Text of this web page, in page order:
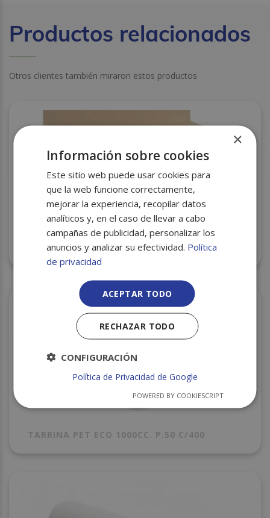
Productos relacionados
Otros clientes también miraron estos productos
PAPEL CONFITERO 36X50 C/20
TARRINA PET ECO 1000CC. P.50 C/400
×
Información sobre cookies
Este sitio web puede usar cookies para
que la web funcione correctamente,
mejorar la experiencia, recopilar datos
analíticos y, en el caso de llevar a cabo
campañas de publicidad, personalizar los
anuncios y analizar su efectividad. Política
de privacidad
ACEPTAR TODO
RECHAZAR TODO
CONFIGURACIÓN
Política de Privacidad de Google
POWERED BY COOKIESCRIPT